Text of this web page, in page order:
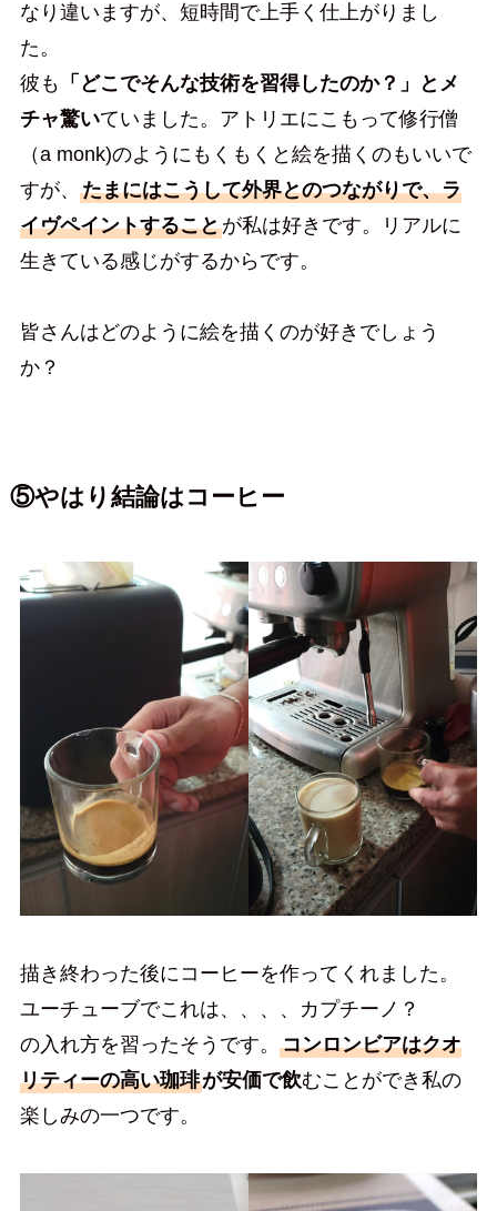
なり違いますが、短時間で上手く仕上がりまし
た。
彼も 「どこでそんな技術を習得したのか？」とメ
チャ驚いていました。アトリエにこもって修行僧
（a monk)のようにもくもくと絵を描くのもいいで
すが、 たまにはこうして外界とのつながりで、ラ
イヴペイントすることが私は好きです。リアルに
生きている感じがするからです。
皆さんはどのように絵を描くのが好きでしょう
か？
⑤やはり結論はコーヒー
描き終わった後にコーヒーを作ってくれました。
ユーチューブでこれは、、、、カプチーノ？
の入れ方を習ったそうです。 コンロンビアはクオ
リティーの高い珈琲が安価で飲むことができ私の
楽しみの一つです。